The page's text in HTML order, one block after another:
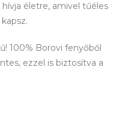
életre, amivel tűéles
100% Borovi fenyőből
ezzel is biztosítva a